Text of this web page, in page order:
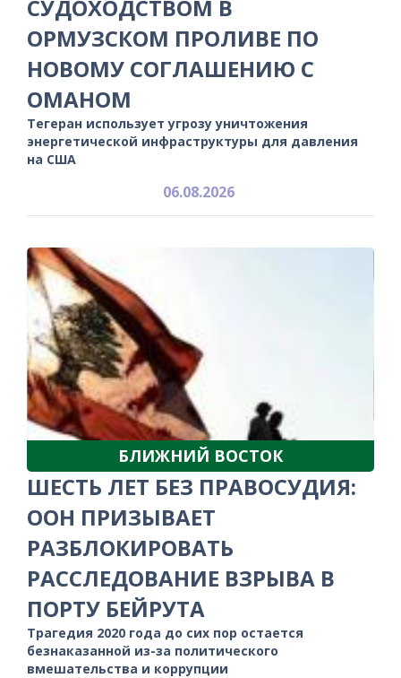
СУДОХОДСТВОМ В
ОРМУЗСКОМ ПРОЛИВЕ ПО
НОВОМУ СОГЛАШЕНИЮ С
ОМАНОМ
Тегеран использует угрозу уничтожения
энергетической инфраструктуры для давления
на США
06.08.2026
БЛИЖНИЙ ВОСТОК
ШЕСТЬ ЛЕТ БЕЗ ПРАВОСУДИЯ:
ООН ПРИЗЫВАЕТ
РАЗБЛОКИРОВАТЬ
РАССЛЕДОВАНИЕ ВЗРЫВА В
ПОРТУ БЕЙРУТА
Трагедия 2020 года до сих пор остается
безнаказанной из-за политического
вмешательства и коррупции